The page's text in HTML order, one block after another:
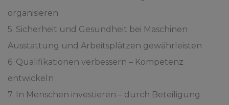
organisieren
5. Sicherheit und Gesundheit bei Maschinen
Ausstattung und Arbeitsplätzen gewährleisten
6. Qualifikationen verbessern – Kompetenz
entwickeln
7. In Menschen investieren – durch Beteiligung